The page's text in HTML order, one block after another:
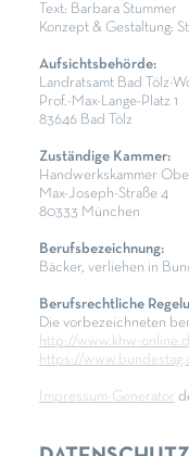
Text: Barbara Stummer
Konzept & Gestaltung:
Aufsichtsbehörde:
Landratsamt Bad Tölz-
Prof.-Max-Lange-Platz 1
83646 Bad Tölz
Zuständige Kammer:
Handwerkskammer
Max-Joseph-Straße 4
80333 München
Berufsbezeichnung:
Bäcker, verliehen in
Berufsrechtliche Rege
Die vorbezeichneten
http://www.khw-
https://
Impressum-Generator